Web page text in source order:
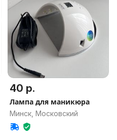
40 р.
Лампа для маникюра
Минск, Московский